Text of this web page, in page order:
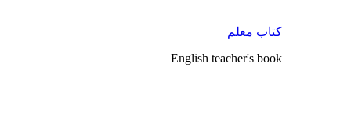
کتاب معلم
English teacher's book